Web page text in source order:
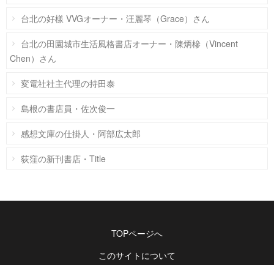
台北の好樣 VVGオーナー・汪麗琴（Grace）さん
台北の田園城市生活風格書店オーナー・陳炳槮（Vincent
Chen）さん
変電社社主代理の持田泰
島根の書店員・佐次俊一
感想文庫の仕掛人・阿部広太郎
荻窪の新刊書店・Title
TOPページへ
このサイトについて